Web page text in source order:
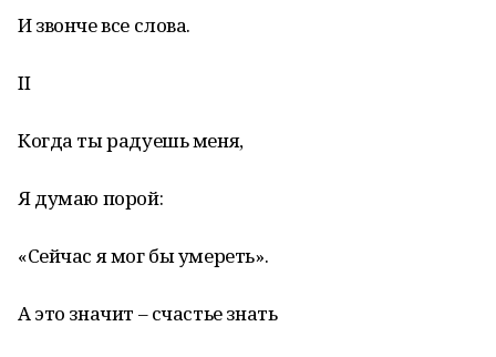
И звонче все слова.
II
Когда ты радуешь меня,
Я думаю порой:
«Сейчас я мог бы умереть».
А это значит – счастье знать